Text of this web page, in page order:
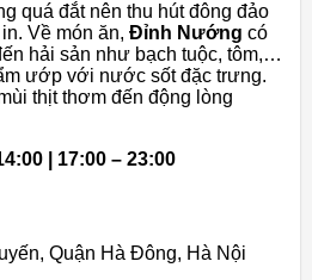
quá đắt nên thu hút đông đảo
Về món ăn, Đỉnh Nướng có
hải sản như bạch tuộc, tôm,…
ướp với nước sốt đặc trưng.
thịt thơm đến động lòng
| 17:00 – 23:00
Quận Hà Đông, Hà Nội